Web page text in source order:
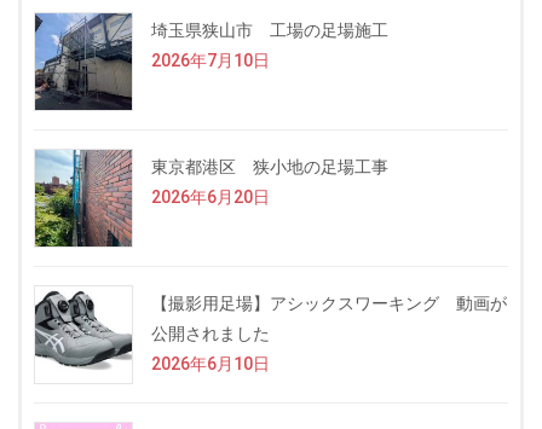
埼玉県狭山市 工場の足場施工
2026年7月10日
東京都港区 狭小地の足場工事
2026年6月20日
【撮影用足場】アシックスワーキング 動画が
公開されました
2026年6月10日